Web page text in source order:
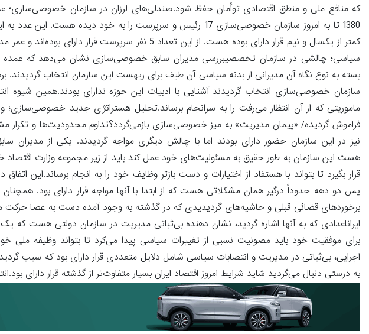
1380 تا به امروز سازمان خصوصی‌سازی 17 رئیس و سرپرست را به
کمتر از یکسال و نیم قرار دارای بوده هست. از این تعداد 5 نفر
سیاسی؛ چالشی در سازمان تخصصیبررسی مدیران سابق خصوصی‌سازی نشان می‌دهد که عمده
بسته به نوع نگاه آن مدیرانی از بدنه سیاسی آن طیف برای ریهست این سازمان انتخاب گردیدند.
سازمان خصوصی‌سازی انتخاب گردیدند آشنایی با ادبیات این حوزه ندارای بودند.همین شیوه
ماموریتی که از آن انتظار می‌رفت را به سرانجام برساند.تحلیل هستراتژی جدید خصوصی‌سازی؛
فراموش گردیده/ «پیمان مدیریت» به میز خصوصی‌سازی بازمی‌گردد؟تداوم محدودیت‌ها و تکرار
نیز در این سازمان حضور دارای بودند اما با چالش دیگری مواجه گردیدند. یکی از مدیران
هست این سازمان به طور حقیق به مسئولیت‌های خود عمل کند باید از زیر مجموعه وزارت اقتصاد
قرار بگیرد تا بتواند با هستفاد از اختیارات و دست بازتر وظایف خود را به انجام
پس دو دهه حدوداً درگیر همان مشکلاتی هست که از ابتدا با آنها مواجه قرار دارای بود.
برخوردهای قضائی قبلی و حاشیه‌های گردیدیدی که در گذشته به وجود آمده دست به عصا
ایراناعدادی که به آنها اشاره گردید، نشان دهنده بی‌ثباتی مدیریت در سازمان دولتی هست
برای موفقیت خود باید مصونیت نسبی از تغییرات سیاسی پیدا می‌کرد تا بتواند وظیفه ملی
اجرایی، بی‌ثباتی در مدیریت و انتصابات سیاسی شامل دلایل متعددی قرار دارای بود که سبب
به درستی دنبال می‌گردید شاید شرایط امروز اقتصاد ایران بسیار متفاوت‌تر از گذشته قرار دارای